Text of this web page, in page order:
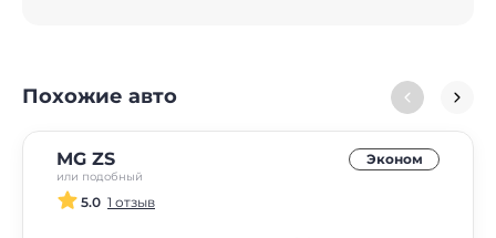
Похожие авто
MG ZS
или подобный
Эконом
5.0 1 отзыв